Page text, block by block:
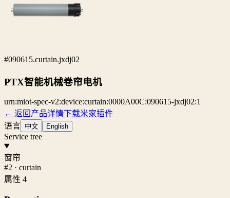
#090615.curtain.jxdj02
PTX智能机械卷帘电机
urn:miot-spec-v2:device:curtain:0000A00C:090615-jxdj02:1
← 返回产品详情下载米家插件
语言 中文 English
Service tree
窗帘
#2 · curtain
属性 4